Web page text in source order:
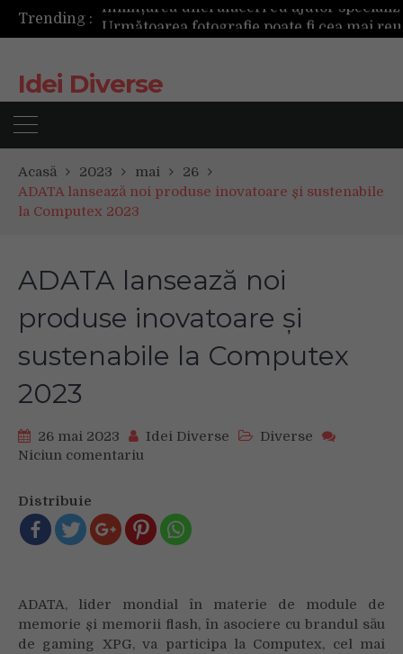
Trending :
Mașinile de spălat și uscătoarele bazate pe inteligență artificială îți cunosc hainele mai bine decât tine
Idei Diverse
Acasă 2023 mai
26
ADATA lansează noi produse inovatoare și sustenabile
la Computex 2023
ADATA lansează noi
produse inovatoare și
sustenabile la Computex
2023
26 mai 2023 Idei Diverse
Diverse
Niciun comentariu
noi
produse
inovatoare
la
Computex
2023
Distribuie
ADATA, lider mondial în materie de module de
memorie și memorii flash, în asociere cu brandul său
de gaming XPG, va participa la Computex, cel mai